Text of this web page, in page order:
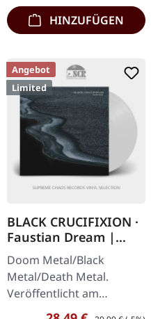
HINZUFÜGEN
Angebot
Limited
BLACK CRUCIFIXION ·
Faustian Dream |
WHITE LP
Doom Metal/Black
Metal/Death Metal.
Veröffentlicht am
30.09.2021, auf The Devil's
Regulärer Preis: